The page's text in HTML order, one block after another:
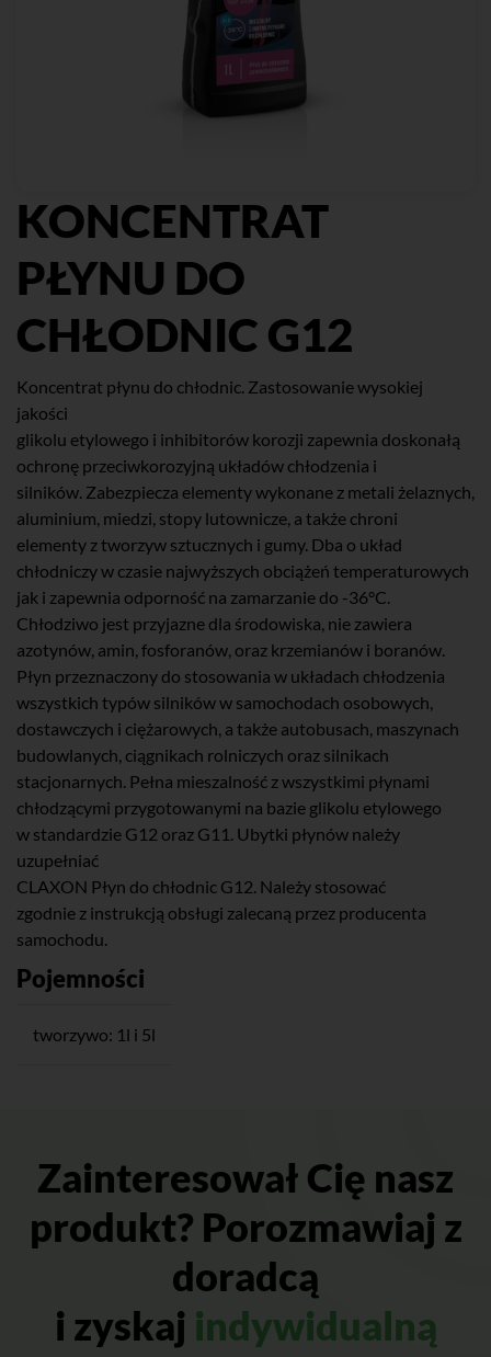
KONCENTRAT
PŁYNU DO
CHŁODNIC G12
Koncentrat płynu do chłodnic. Zastosowanie wysokiej
jakości
glikolu etylowego i inhibitorów korozji zapewnia doskonałą
ochronę przeciwkorozyjną układów chłodzenia i
silników. Zabezpiecza elementy wykonane z metali żelaznych,
aluminium, miedzi, stopy lutownicze, a także chroni
elementy z tworzyw sztucznych i gumy. Dba o układ
chłodniczy w czasie najwyższych obciążeń temperaturowych
jak i zapewnia odporność na zamarzanie do -36°C.
Chłodziwo jest przyjazne dla środowiska, nie zawiera
azotynów, amin, fosforanów, oraz krzemianów i boranów.
Płyn przeznaczony do stosowania w układach chłodzenia
wszystkich typów silników w samochodach osobowych,
dostawczych i ciężarowych, a także autobusach, maszynach
budowlanych, ciągnikach rolniczych oraz silnikach
stacjonarnych. Pełna mieszalność z wszystkimi płynami
chłodzącymi przygotowanymi na bazie glikolu etylowego
w standardzie G12 oraz G11. Ubytki płynów należy
uzupełniać
CLAXON Płyn do chłodnic G12. Należy stosować
zgodnie z instrukcją obsługi zalecaną przez producenta
samochodu.
Pojemności
tworzywo: 1l i 5l
Zainteresował Cię nasz
produkt? Porozmawiaj z
doradcą
i zyskaj indywidualną